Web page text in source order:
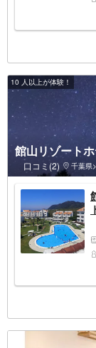
10 人以上が体験！
館山リゾート
口コミ(2) 千葉県